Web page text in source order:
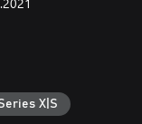
Verwende
antike
perfekten
X|S